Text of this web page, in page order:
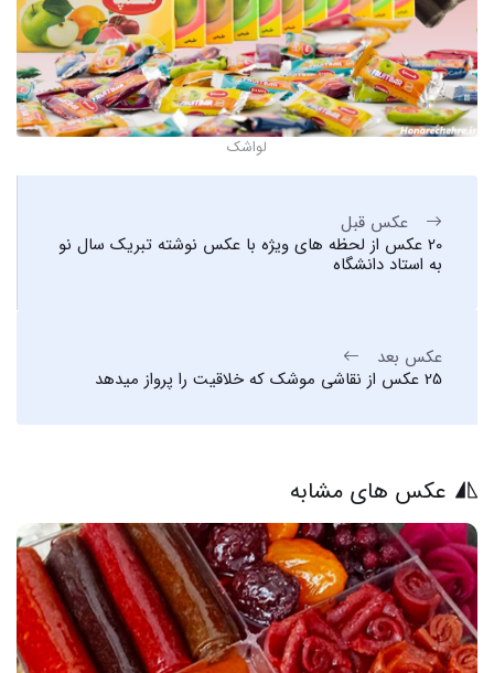
لواشک
عکس قبل
20 عکس از لحظه های ویژه با عکس نوشته تبریک سال نو
به استاد دانشگاه
عکس بعد
25 عکس از نقاشی موشک که خلاقیت را پرواز میدهد
عکس های مشابه